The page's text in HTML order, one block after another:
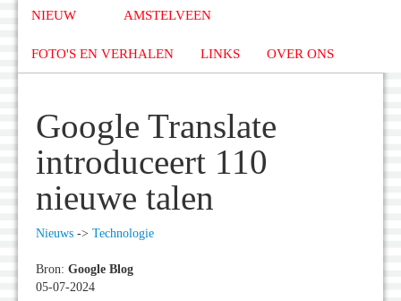
NIEUW AMSTELVEEN
FOTO'S EN VERHALEN LINKS OVER ONS
Google Translate
introduceert 110
nieuwe talen
Nieuws -> Technologie
Bron: Google Blog
05-07-2024